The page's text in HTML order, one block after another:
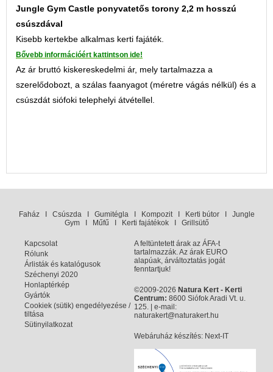
Jungle Gym Castle ponyvatetős torony 2,2 m hosszú
csúszdával
Kisebb kertekbe alkalmas kerti fajáték.
Bővebb információért kattintson ide!
Az ár bruttó kiskereskedelmi ár, mely tartalmazza a
szerelődobozt, a szálas faanyagot (méretre vágás nélkül) és a
csúszdát siófoki telephelyi átvétellel.
FaházI CsúszdaI GumitéglaI KompozitI Kerti bútorI Jungle
GymI Műfű Kerti fajátékokI Grillsütő
Kapcsolat
Rólunk
Árlisták és katalógusok
Széchenyi 2020
Honlaptérkép
Gyártók
Cookiek (sütik) engedélyezése /
tiltása
Sütinyilatkozat
A feltüntetett árak az ÁFA-t
tartalmazzák. Az árak EURO
alapúak, árváltoztatás jogát
fenntartjuk!
©2009-2026 Natura Kert - Kerti
Centrum: 8600 Siófok Aradi Vt. u.
125. | e-mail:
naturakert@naturakert.hu
Webáruház készítés: Next-IT